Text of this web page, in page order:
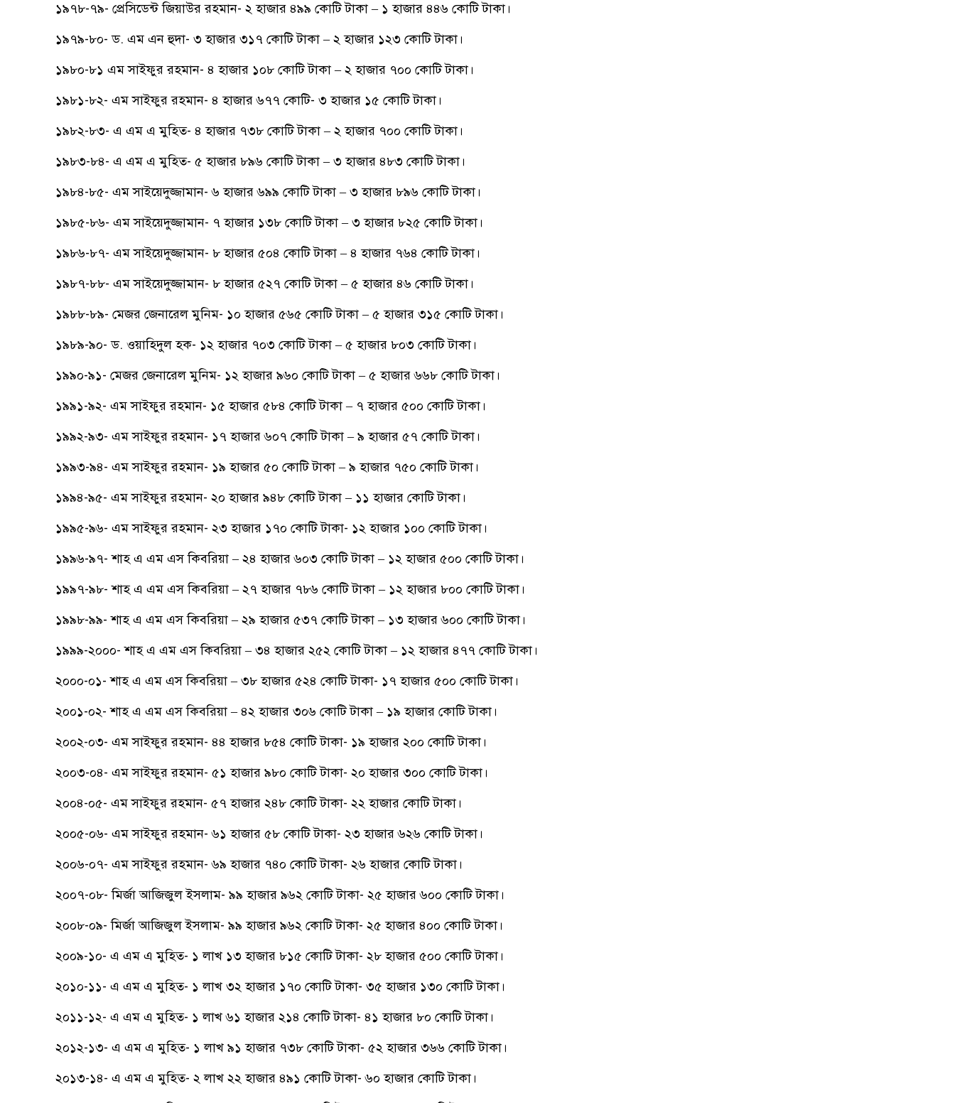
১৯৭৮-৭৯- প্রেসিডেন্ট জিয়াউর রহমান- ২ হাজার ৪৯৯ কোটি টাকা – ১ হাজার ৪৪৬ কোটি টাকা।
১৯৭৯-৮০- ড. এম এন হুদা- ৩ হাজার ৩১৭ কোটি টাকা – ২ হাজার ১২৩ কোটি টাকা।
১৯৮০-৮১ এম সাইফুর রহমান- ৪ হাজার ১০৮ কোটি টাকা – ২ হাজার ৭০০ কোটি টাকা।
১৯৮১-৮২- এম সাইফুর রহমান- ৪ হাজার ৬৭৭ কোটি- ৩ হাজার ১৫ কোটি টাকা।
১৯৮২-৮৩- এ এম এ মুহিত- ৪ হাজার ৭৩৮ কোটি টাকা – ২ হাজার ৭০০ কোটি টাকা।
১৯৮৩-৮৪- এ এম এ মুহিত- ৫ হাজার ৮৯৬ কোটি টাকা – ৩ হাজার ৪৮৩ কোটি টাকা।
১৯৮৪-৮৫- এম সাইয়েদুজ্জামান- ৬ হাজার ৬৯৯ কোটি টাকা – ৩ হাজার ৮৯৬ কোটি টাকা।
১৯৮৫-৮৬- এম সাইয়েদুজ্জামান- ৭ হাজার ১৩৮ কোটি টাকা – ৩ হাজার ৮২৫ কোটি টাকা।
১৯৮৬-৮৭- এম সাইয়েদুজ্জামান- ৮ হাজার ৫০৪ কোটি টাকা – ৪ হাজার ৭৬৪ কোটি টাকা।
১৯৮৭-৮৮- এম সাইয়েদুজ্জামান- ৮ হাজার ৫২৭ কোটি টাকা – ৫ হাজার ৪৬ কোটি টাকা।
১৯৮৮-৮৯- মেজর জেনারেল মুনিম- ১০ হাজার ৫৬৫ কোটি টাকা – ৫ হাজার ৩১৫ কোটি টাকা।
১৯৮৯-৯০- ড. ওয়াহিদুল হক- ১২ হাজার ৭০৩ কোটি টাকা – ৫ হাজার ৮০৩ কোটি টাকা।
১৯৯০-৯১- মেজর জেনারেল মুনিম- ১২ হাজার ৯৬০ কোটি টাকা – ৫ হাজার ৬৬৮ কোটি টাকা।
১৯৯১-৯২- এম সাইফুর রহমান- ১৫ হাজার ৫৮৪ কোটি টাকা – ৭ হাজার ৫০০ কোটি টাকা।
১৯৯২-৯৩- এম সাইফুর রহমান- ১৭ হাজার ৬০৭ কোটি টাকা – ৯ হাজার ৫৭ কোটি টাকা।
১৯৯৩-৯৪- এম সাইফুর রহমান- ১৯ হাজার ৫০ কোটি টাকা – ৯ হাজার ৭৫০ কোটি টাকা।
১৯৯৪-৯৫- এম সাইফুর রহমান- ২০ হাজার ৯৪৮ কোটি টাকা – ১১ হাজার কোটি টাকা।
১৯৯৫-৯৬- এম সাইফুর রহমান- ২৩ হাজার ১৭০ কোটি টাকা- ১২ হাজার ১০০ কোটি টাকা।
১৯৯৬-৯৭- শাহ এ এম এস কিবরিয়া – ২৪ হাজার ৬০৩ কোটি টাকা – ১২ হাজার ৫০০ কোটি টাকা।
১৯৯৭-৯৮- শাহ এ এম এস কিবরিয়া – ২৭ হাজার ৭৮৬ কোটি টাকা – ১২ হাজার ৮০০ কোটি টাকা।
১৯৯৮-৯৯- শাহ এ এম এস কিবরিয়া – ২৯ হাজার ৫৩৭ কোটি টাকা – ১৩ হাজার ৬০০ কোটি টাকা।
১৯৯৯-২০০০- শাহ এ এম এস কিবরিয়া – ৩৪ হাজার ২৫২ কোটি টাকা – ১২ হাজার ৪৭৭ কোটি টাকা।
২০০০-০১- শাহ এ এম এস কিবরিয়া – ৩৮ হাজার ৫২৪ কোটি টাকা- ১৭ হাজার ৫০০ কোটি টাকা।
২০০১-০২- শাহ এ এম এস কিবরিয়া – ৪২ হাজার ৩০৬ কোটি টাকা – ১৯ হাজার কোটি টাকা।
২০০২-০৩- এম সাইফুর রহমান- ৪৪ হাজার ৮৫৪ কোটি টাকা- ১৯ হাজার ২০০ কোটি টাকা।
২০০৩-০৪- এম সাইফুর রহমান- ৫১ হাজার ৯৮০ কোটি টাকা- ২০ হাজার ৩০০ কোটি টাকা।
২০০৪-০৫- এম সাইফুর রহমান- ৫৭ হাজার ২৪৮ কোটি টাকা- ২২ হাজার কোটি টাকা।
২০০৫-০৬- এম সাইফুর রহমান- ৬১ হাজার ৫৮ কোটি টাকা- ২৩ হাজার ৬২৬ কোটি টাকা।
২০০৬-০৭- এম সাইফুর রহমান- ৬৯ হাজার ৭৪০ কোটি টাকা- ২৬ হাজার কোটি টাকা।
২০০৭-০৮- মির্জা আজিজুল ইসলাম- ৯৯ হাজার ৯৬২ কোটি টাকা- ২৫ হাজার ৬০০ কোটি টাকা।
২০০৮-০৯- মির্জা আজিজুল ইসলাম- ৯৯ হাজার ৯৬২ কোটি টাকা- ২৫ হাজার ৪০০ কোটি টাকা।
২০০৯-১০- এ এম এ মুহিত- ১ লাখ ১৩ হাজার ৮১৫ কোটি টাকা- ২৮ হাজার ৫০০ কোটি টাকা।
২০১০-১১- এ এম এ মুহিত- ১ লাখ ৩২ হাজার ১৭০ কোটি টাকা- ৩৫ হাজার ১৩০ কোটি টাকা।
২০১১-১২- এ এম এ মুহিত- ১ লাখ ৬১ হাজার ২১৪ কোটি টাকা- ৪১ হাজার ৮০ কোটি টাকা।
২০১২-১৩- এ এম এ মুহিত- ১ লাখ ৯১ হাজার ৭৩৮ কোটি টাকা- ৫২ হাজার ৩৬৬ কোটি টাকা।
২০১৩-১৪- এ এম এ মুহিত- ২ লাখ ২২ হাজার ৪৯১ কোটি টাকা- ৬০ হাজার কোটি টাকা।